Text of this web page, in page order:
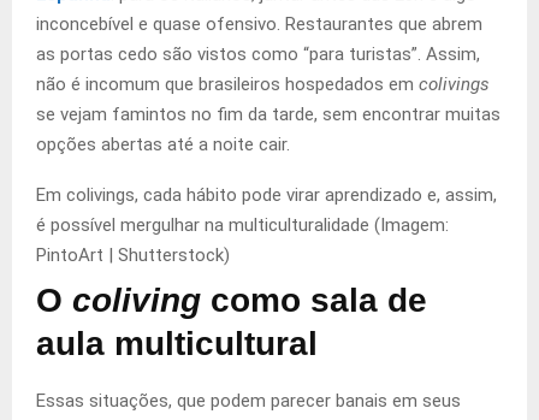
inconcebível e quase ofensivo. Restaurantes que abrem
as portas cedo são vistos como “para turistas”. Assim,
não é incomum que brasileiros hospedados em colivings
se vejam famintos no fim da tarde, sem encontrar muitas
opções abertas até a noite cair.
Em colivings, cada hábito pode virar aprendizado e, assim,
é possível mergulhar na multiculturalidade (Imagem:
PintoArt | Shutterstock)
O coliving como sala de
aula multicultural
Essas situações, que podem parecer banais em seus